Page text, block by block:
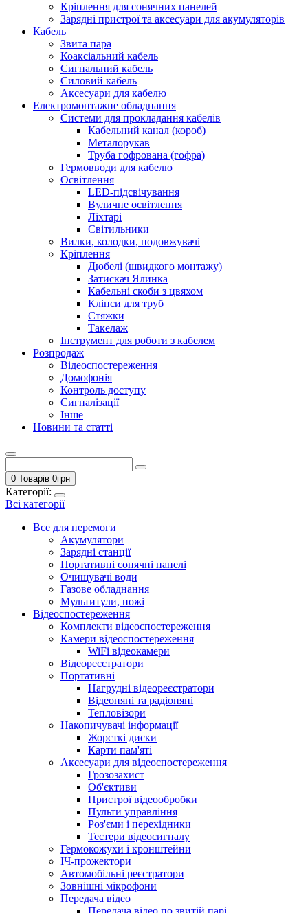
Кріплення для сонячних панелей
Зарядні пристрої та аксесуари для акумуляторів
Кабель
Звита пара
Коаксіальний кабель
Сигнальний кабель
Силовий кабель
Аксесуари для кабелю
Електромонтажне обладнання
Системи для прокладання кабелів
Кабельний канал (короб)
Металорукав
Труба гофрована (гофра)
Гермовводи для кабелю
Освітлення
LED-підсвічування
Вуличне освітлення
Ліхтарі
Світильники
Вилки, колодки, подовжувачі
Кріплення
Дюбелі (швидкого монтажу)
Затискач Ялинка
Кабельні скоби з цвяхом
Кліпси для труб
Стяжки
Такелаж
Інструмент для роботи з кабелем
Розпродаж
Відеоспостереження
Домофонія
Контроль доступу
Сигналізації
Інше
Новини та статті
0 Товарів 0грн
Категорії:
Всі категорії
Все для перемоги
Акумулятори
Зарядні станції
Портативні сонячні панелі
Очищувачі води
Газове обладнання
Мультитули, ножі
Відеоспостереження
Комплекти відеоспостереження
Камери відеоспостереження
WiFi відеокамери
Відеореєстратори
Портативні
Нагрудні відеореєстратори
Відеоняні та радіоняні
Тепловізори
Накопичувачі інформації
Жорсткі диски
Карти пам'яті
Аксесуари для відеоспостереження
Грозозахист
Об'єктиви
Пристрої відеообробки
Пульти управління
Роз'єми і перехідники
Тестери відеосигналу
Гермокожухи і кронштейни
ІЧ-прожектори
Автомобільні реєстратори
Зовнішні мікрофони
Передача відео
Передача відео по звитій парі